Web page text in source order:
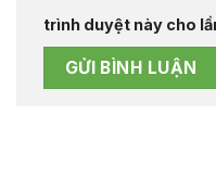
trình duyệt này cho